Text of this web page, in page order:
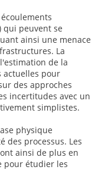
qui peuvent se
ainsi une menace
La
de la
actuelles pour
des approches
incertitudes avec un
simplistes.
physique
des processus. Les
ainsi de plus en
pour étudier les